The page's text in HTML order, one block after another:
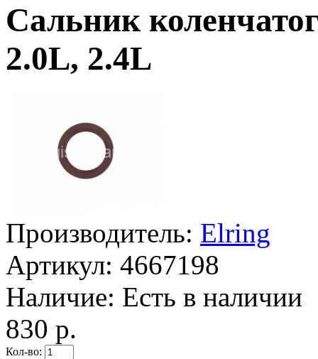
Сальник
2.0L, 2.4L
Производитель: Elring
Артикул: 4667198
Наличие: Есть в наличии
830 р.
Кол-во: